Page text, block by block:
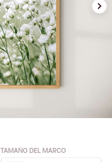
TAMAÑO DEL MARCO